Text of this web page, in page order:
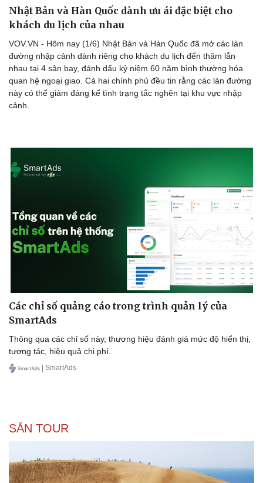
Sức khỏe
Dinh dưỡng - món ngon
Cây thuốc
Sản phụ khoa
Nhi khoa
Nam khoa
Đời sống
Nhà đẹp
Blog
Tình yêu - Gia đình
Nhật Bản và Hàn Quốc dành ưu ái đặc biệt cho
khách du lịch của nhau
VOV.VN - Hôm nay (1/6) Nhật Bản và Hàn Quốc đã mở các làn
đường nhập cảnh dành riêng cho khách du lịch đến thăm lẫn
nhau tại 4 sân bay, đánh dấu kỷ niệm 60 năm bình thường hóa
quan hệ ngoại giao. Cả hai chính phủ đều tin rằng các làn đường
này có thể giảm đáng kể tình trạng tắc nghẽn tại khu vực nhập
cảnh.
Các chỉ số quảng cáo trong trình quản lý của
SmartAds
Thông qua các chỉ số này, thương hiệu đánh giá mức độ hiển thị,
tương tác, hiệu quả chi phí.
| SmartAds
SĂN TOUR